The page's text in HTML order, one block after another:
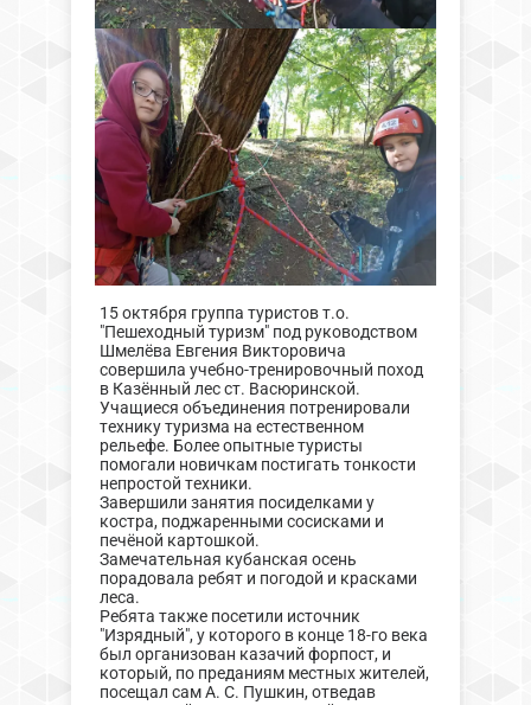
15 октября группа туристов т.о.
"Пешеходный туризм" под руководством
Шмелëва Евгения Викторовича
совершила учебно-тренировочный поход
в Казëнный лес ст. Васюринской.
Учащиеся объединения потренировали
технику туризма на естественном
рельефе. Более опытные туристы
помогали новичкам постигать тонкости
непростой техники.
Завершили занятия посиделками у
костра, поджаренными сосисками и
печëной картошкой.
Замечательная кубанская осень
порадовала ребят и погодой и красками
леса.
Ребята также посетили источник
"Изрядный", у которого в конце 18-го века
был организован казачий форпост, и
который, по преданиям местных жителей,
посещал сам А. С. Пушкин, отведав